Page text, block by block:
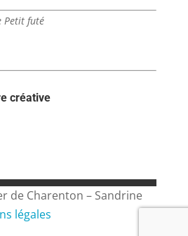
Petit futé
créative
de Charenton – Sandrine
légales